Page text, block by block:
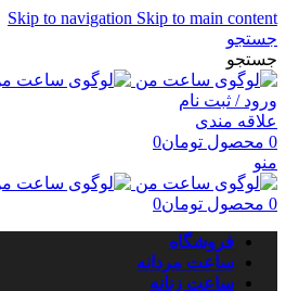
Skip to navigation Skip to main content
جستجو
جستجو
ورود / ثبت نام
علاقه مندی
0 محصول تومان0
منو
0 محصول تومان0
فروشگاه
ساعت مردانه
ساعت زنانه